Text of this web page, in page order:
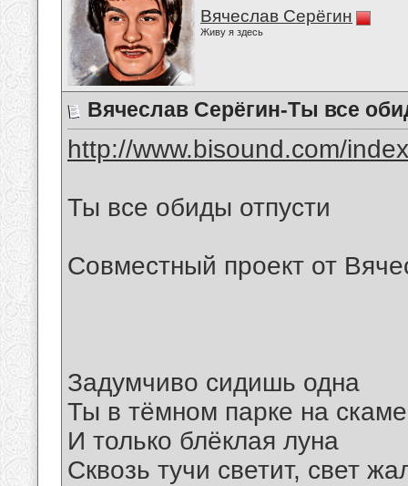
Вячеслав Серёгин
Живу я здесь
Вячеслав Серёгин-Ты все
http://www.bisound.com/
Ты все обиды отпусти
Совместный проект от
Задумчиво сидишь одна
Ты в тёмном парке на
И только блёклая луна
Сквозь тучи светит, свет